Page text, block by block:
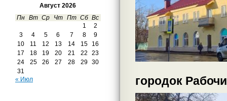
Август 2026
Пн Вт Ср Чт Пт Сб Вс
1
2
3
4 5 6 7 8
9
10
11 12 13 14 15
16
17
18 19 20 21 22
23
24
25 26 27 28 29
30
31
« Июл
городок